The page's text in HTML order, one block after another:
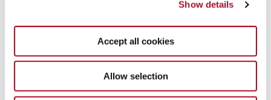
Show details
Accept all cookies
Allow selection
Zum Destillateur:Lucas Rieck